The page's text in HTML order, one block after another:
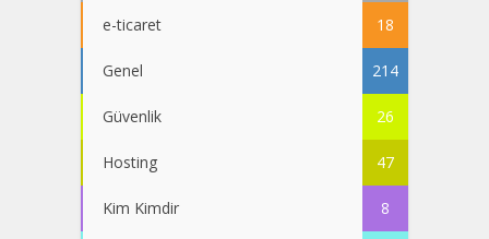
e-ticaret 18
Genel 214
Güvenlik 26
Hosting 47
Kim Kimdir 8